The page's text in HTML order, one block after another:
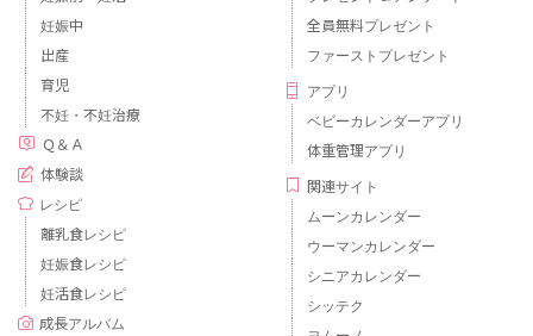
妊娠中
出産
育児
不妊・不妊治療
Ｑ＆Ａ
体験談
レシピ
離乳食レシピ
妊娠食レシピ
妊活食レシピ
成長アルバム
全員無料プレゼント
ファーストプレゼント
アプリ
ベビーカレンダーアプリ
体重管理アプリ
関連サイト
ムーンカレンダー
ウーマンカレンダー
シニアカレンダー
シッテク